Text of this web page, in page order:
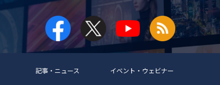
記事・ニュース イベント・ウェビナー